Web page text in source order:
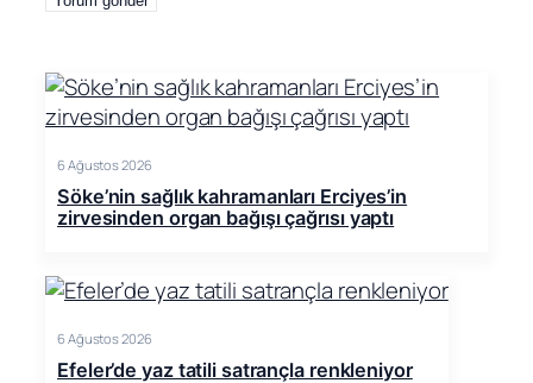
6 Ağustos 2026
Söke’nin sağlık kahramanları Erciyes’in
zirvesinden organ bağışı çağrısı yaptı
6 Ağustos 2026
Efeler’de yaz tatili satrançla renkleniyor